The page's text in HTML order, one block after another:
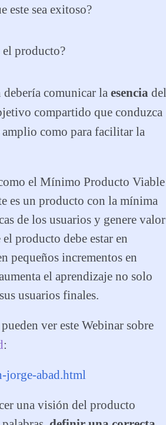
este sea exitoso?
el producto?
comunicar la esencia del
compartido que conduzca
como para facilitar la
el Mínimo Producto Viable
es un producto con la mínima
de los usuarios y genere valor
producto debe estar en
pequeños incrementos en
el aprendizaje no solo
usuarios finales.
ver este Webinar sobre
:
jorge-abad.html
una visión del producto